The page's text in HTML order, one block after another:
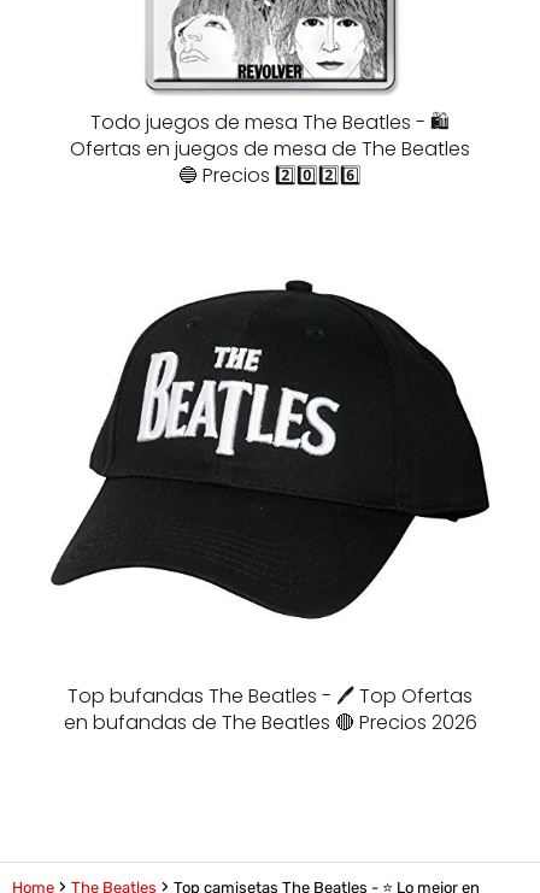
Todo juegos de mesa The Beatles - 🛍️
Ofertas en juegos de mesa de The Beatles
🔵 Precios 2️⃣0️⃣2️⃣6️⃣
Top bufandas The Beatles - 🖊️ Top Ofertas
en bufandas de The Beatles 🔴 Precios 2026
Home The Beatles Top camisetas The Beatles - ⭐️ Lo mejor en